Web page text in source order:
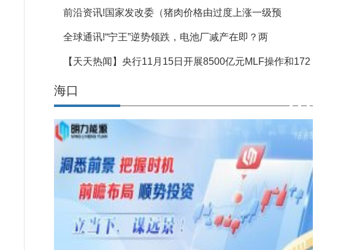
前沿资讯!国家发改委（猪肉价格由过度上涨一级预
全球通讯!“宁王”逆势领跌，电池厂减产在即？两
【天天热闻】央行11月15日开展8500亿元MLF操作和172
海口